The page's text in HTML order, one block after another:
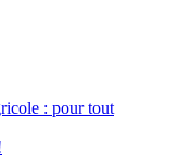
: pour tout